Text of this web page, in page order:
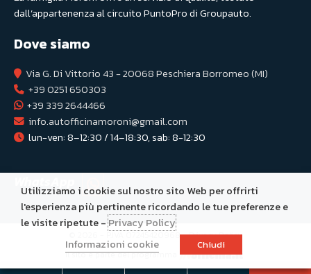
dall’appartenenza al circuito PuntoPro di Groupauto.
Dove siamo
Via G. Di Vittorio 43 - 20068 Peschiera Borromeo (MI)
+39 0251 650303
+39 339 2644466
info.autofficinamoroni@gmail.com
lun-ven: 8–12:30 / 14–18:30, sab: 8-12:30
© 2026 - P.IVA 07245420968 -Privacy Policy
Il sito è parte del programma
Utilizziamo i cookie sul nostro sito Web per offrirti
l'esperienza più pertinente ricordando le tue preferenze e
le visite ripetute -Privacy Policy
Informazioni cookie
Chiudi